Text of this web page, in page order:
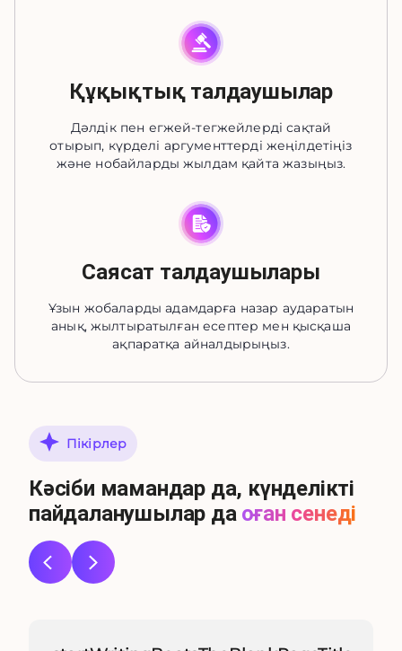
Құқықтық талдаушылар
Дәлдік пен егжей-тегжейлерді сақтай
отырып, күрделі аргументтерді жеңілдетіңіз
және нобайларды жылдам қайта жазыңыз.
Саясат талдаушылары
Ұзын жобаларды адамдарға назар аударатын
анық, жылтыратылған есептер мен қысқаша
ақпаратқа айналдырыңыз.
Пікірлер
Кәсіби мамандар да, күнделікті
пайдаланушылар да оған сенеді